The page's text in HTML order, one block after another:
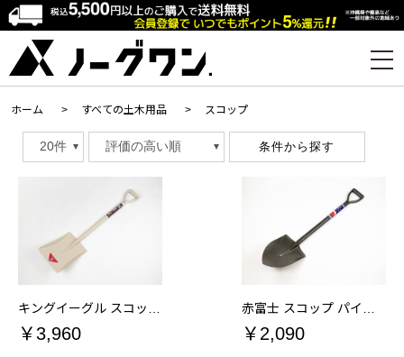
ホーム > すべての土木用品 > スコップ
条件から探す
￥3,960 ￥2,090